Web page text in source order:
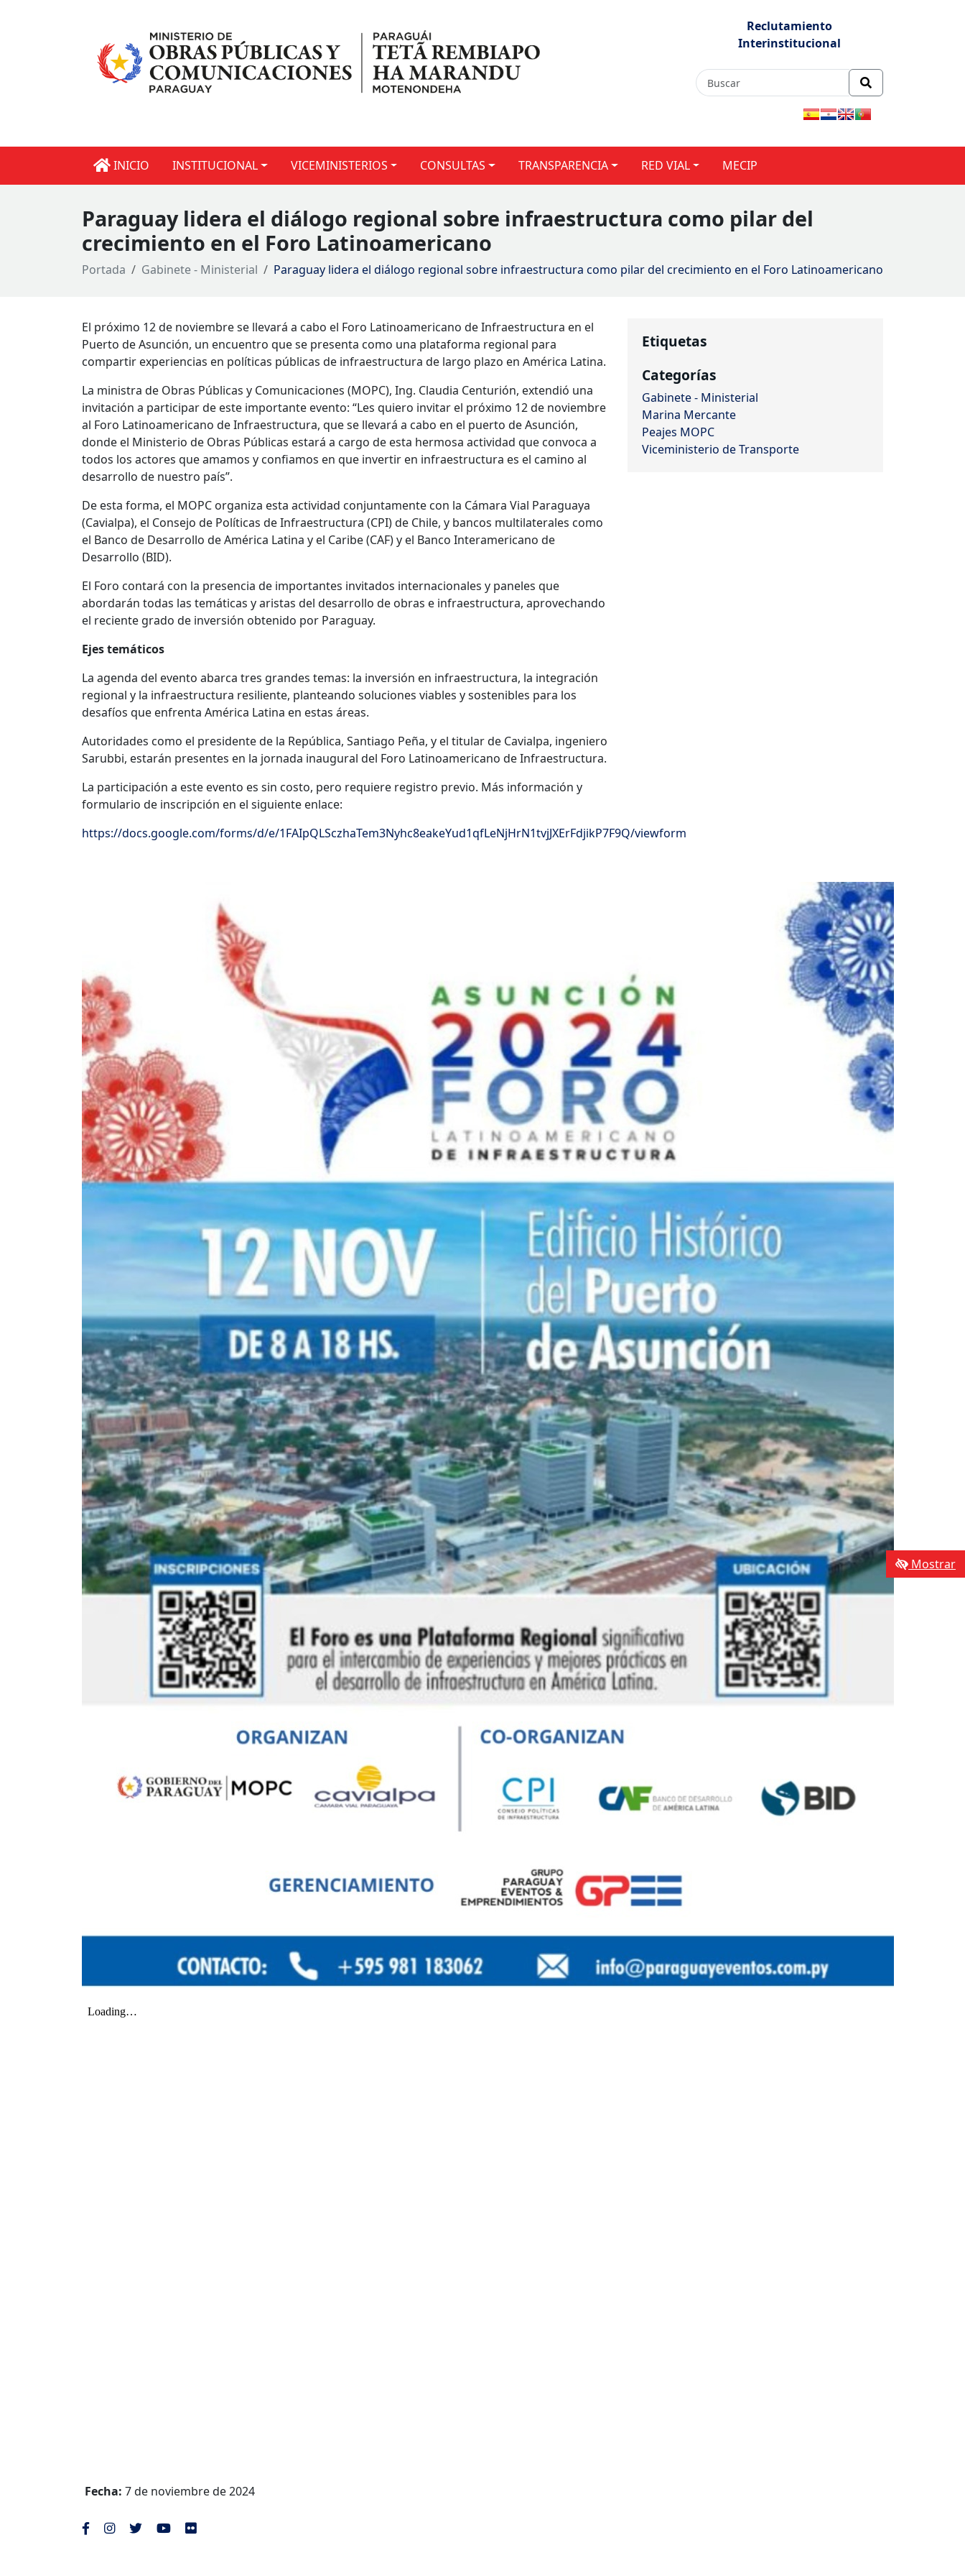
Reclutamiento
Interinstitucional
INICIO INSTITUCIONAL VICEMINISTERIOS CONSULTAS TRANSPARENCIA RED VIAL MECIP
Mostrar
Paraguay lidera el diálogo regional sobre infraestructura como pilar del
crecimiento en el Foro Latinoamericano
Portada Gabinete - Ministerial Paraguay lidera el diálogo regional sobre infraestructura como pilar del crecimiento en el Foro Latinoamericano
El próximo 12 de noviembre se llevará a cabo el Foro Latinoamericano de Infraestructura en el
Puerto de Asunción, un encuentro que se presenta como una plataforma regional para
compartir experiencias en políticas públicas de infraestructura de largo plazo en América Latina.
La ministra de Obras Públicas y Comunicaciones (MOPC), Ing. Claudia Centurión, extendió una
invitación a participar de este importante evento: “Les quiero invitar el próximo 12 de noviembre
al Foro Latinoamericano de Infraestructura, que se llevará a cabo en el puerto de Asunción,
donde el Ministerio de Obras Públicas estará a cargo de esta hermosa actividad que convoca a
todos los actores que amamos y confiamos en que invertir en infraestructura es el camino al
desarrollo de nuestro país”.
De esta forma, el MOPC organiza esta actividad conjuntamente con la Cámara Vial Paraguaya
(Cavialpa), el Consejo de Políticas de Infraestructura (CPI) de Chile, y bancos multilaterales como
el Banco de Desarrollo de América Latina y el Caribe (CAF) y el Banco Interamericano de
Desarrollo (BID).
El Foro contará con la presencia de importantes invitados internacionales y paneles que
abordarán todas las temáticas y aristas del desarrollo de obras e infraestructura, aprovechando
el reciente grado de inversión obtenido por Paraguay.
Ejes temáticos
La agenda del evento abarca tres grandes temas: la inversión en infraestructura, la integración
regional y la infraestructura resiliente, planteando soluciones viables y sostenibles para los
desafíos que enfrenta América Latina en estas áreas.
Autoridades como el presidente de la República, Santiago Peña, y el titular de Cavialpa, ingeniero
Sarubbi, estarán presentes en la jornada inaugural del Foro Latinoamericano de Infraestructura.
La participación a este evento es sin costo, pero requiere registro previo. Más información y
formulario de inscripción en el siguiente enlace:
https://docs.google.com/forms/d/e/1FAIpQLSczhaTem3Nyhc8eakeYud1qfLeNjHrN1tvjJXErFdjikP7F9Q/viewform
Fecha: 7 de noviembre de 2024
Etiquetas
Categorías
Gabinete - Ministerial
Marina Mercante
Peajes MOPC
Viceministerio de Transporte